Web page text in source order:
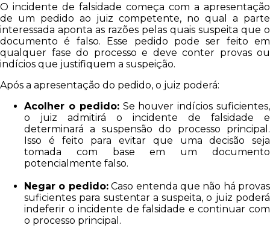
O incidente de falsidade começa com a apresentação
de um pedido ao juiz competente, no qual a parte
interessada aponta as razões pelas quais suspeita que o
documento é falso. Esse pedido pode ser feito em
qualquer fase do processo e deve conter provas ou
indícios que justifiquem a suspeição.
Após a apresentação do pedido, o juiz poderá:
Acolher o pedido:Se houver indícios suficientes,
o juiz admitirá o incidente de falsidade e
determinará a suspensão do processo principal.
Isso é feito para evitar que uma decisão seja
tomada com base em um documento
potencialmente falso.
Negar o pedido:Caso entenda que não há provas
suficientes para sustentar a suspeita, o juiz poderá
indeferir o incidente de falsidade e continuar com
o processo principal.